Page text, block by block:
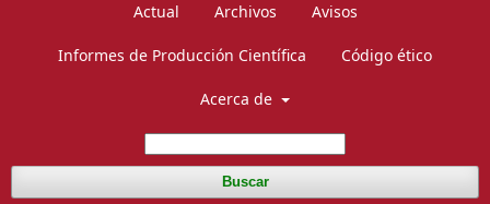
Actual Archivos Avisos
Informes de Producción Científica Código ético
Acerca de
Buscar